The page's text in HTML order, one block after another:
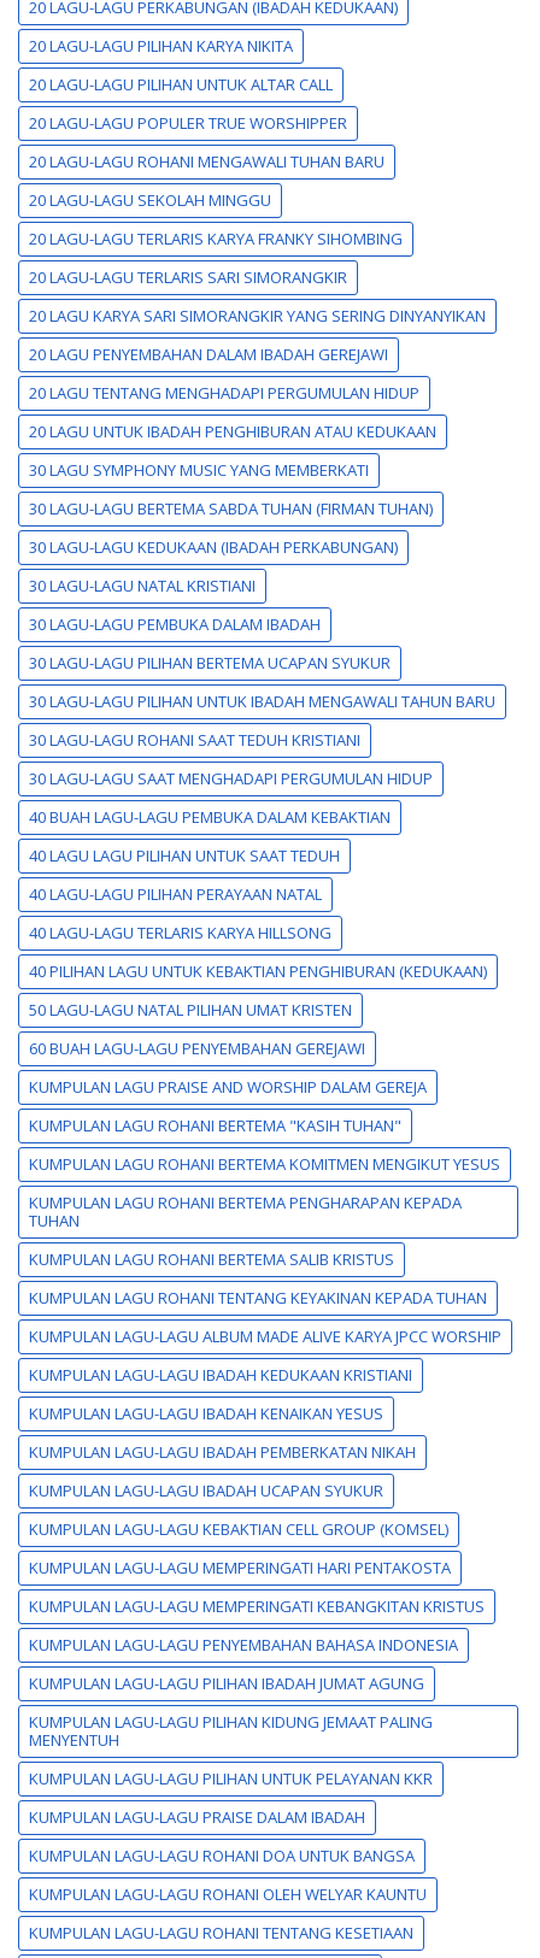
20 LAGU-LAGU PERKABUNGAN (IBADAH KEDUKAAN)
20 LAGU-LAGU PILIHAN KARYA NIKITA
20 LAGU-LAGU PILIHAN UNTUK ALTAR CALL
20 LAGU-LAGU POPULER TRUE WORSHIPPER
20 LAGU-LAGU ROHANI MENGAWALI TUHAN BARU
20 LAGU-LAGU SEKOLAH MINGGU
20 LAGU-LAGU TERLARIS KARYA FRANKY SIHOMBING
20 LAGU-LAGU TERLARIS SARI SIMORANGKIR
20 LAGU KARYA SARI SIMORANGKIR YANG SERING DINYANYIKAN
20 LAGU PENYEMBAHAN DALAM IBADAH GEREJAWI
20 LAGU TENTANG MENGHADAPI PERGUMULAN HIDUP
20 LAGU UNTUK IBADAH PENGHIBURAN ATAU KEDUKAAN
30 LAGU SYMPHONY MUSIC YANG MEMBERKATI
30 LAGU-LAGU BERTEMA SABDA TUHAN (FIRMAN TUHAN)
30 LAGU-LAGU KEDUKAAN (IBADAH PERKABUNGAN)
30 LAGU-LAGU NATAL KRISTIANI
30 LAGU-LAGU PEMBUKA DALAM IBADAH
30 LAGU-LAGU PILIHAN BERTEMA UCAPAN SYUKUR
30 LAGU-LAGU PILIHAN UNTUK IBADAH MENGAWALI TAHUN BARU
30 LAGU-LAGU ROHANI SAAT TEDUH KRISTIANI
30 LAGU-LAGU SAAT MENGHADAPI PERGUMULAN HIDUP
40 BUAH LAGU-LAGU PEMBUKA DALAM KEBAKTIAN
40 LAGU LAGU PILIHAN UNTUK SAAT TEDUH
40 LAGU-LAGU PILIHAN PERAYAAN NATAL
40 LAGU-LAGU TERLARIS KARYA HILLSONG
40 PILIHAN LAGU UNTUK KEBAKTIAN PENGHIBURAN (KEDUKAAN)
50 LAGU-LAGU NATAL PILIHAN UMAT KRISTEN
60 BUAH LAGU-LAGU PENYEMBAHAN GEREJAWI
KUMPULAN LAGU PRAISE AND WORSHIP DALAM GEREJA
KUMPULAN LAGU ROHANI BERTEMA "KASIH TUHAN"
KUMPULAN LAGU ROHANI BERTEMA KOMITMEN MENGIKUT YESUS
KUMPULAN LAGU ROHANI BERTEMA PENGHARAPAN KEPADA
TUHAN
KUMPULAN LAGU ROHANI BERTEMA SALIB KRISTUS
KUMPULAN LAGU ROHANI TENTANG KEYAKINAN KEPADA TUHAN
KUMPULAN LAGU-LAGU ALBUM MADE ALIVE KARYA JPCC WORSHIP
KUMPULAN LAGU-LAGU IBADAH KEDUKAAN KRISTIANI
KUMPULAN LAGU-LAGU IBADAH KENAIKAN YESUS
KUMPULAN LAGU-LAGU IBADAH PEMBERKATAN NIKAH
KUMPULAN LAGU-LAGU IBADAH UCAPAN SYUKUR
KUMPULAN LAGU-LAGU KEBAKTIAN CELL GROUP (KOMSEL)
KUMPULAN LAGU-LAGU MEMPERINGATI HARI PENTAKOSTA
KUMPULAN LAGU-LAGU MEMPERINGATI KEBANGKITAN KRISTUS
KUMPULAN LAGU-LAGU PENYEMBAHAN BAHASA INDONESIA
KUMPULAN LAGU-LAGU PILIHAN IBADAH JUMAT AGUNG
KUMPULAN LAGU-LAGU PILIHAN KIDUNG JEMAAT PALING
MENYENTUH
KUMPULAN LAGU-LAGU PILIHAN UNTUK PELAYANAN KKR
KUMPULAN LAGU-LAGU PRAISE DALAM IBADAH
KUMPULAN LAGU-LAGU ROHANI DOA UNTUK BANGSA
KUMPULAN LAGU-LAGU ROHANI OLEH WELYAR KAUNTU
KUMPULAN LAGU-LAGU ROHANI TENTANG KESETIAAN